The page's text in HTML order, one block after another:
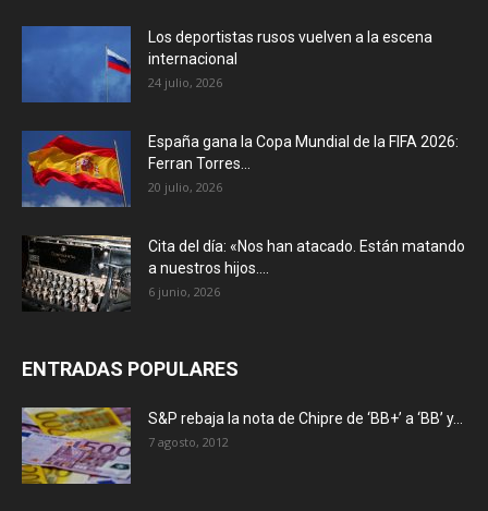
Los deportistas rusos vuelven a la escena
internacional
24 julio, 2026
España gana la Copa Mundial de la FIFA 2026:
Ferran Torres...
20 julio, 2026
Cita del día: «Nos han atacado. Están matando
a nuestros hijos....
6 junio, 2026
ENTRADAS POPULARES
S&P rebaja la nota de Chipre de ‘BB+’ a ‘ВВ’ y...
7 agosto, 2012